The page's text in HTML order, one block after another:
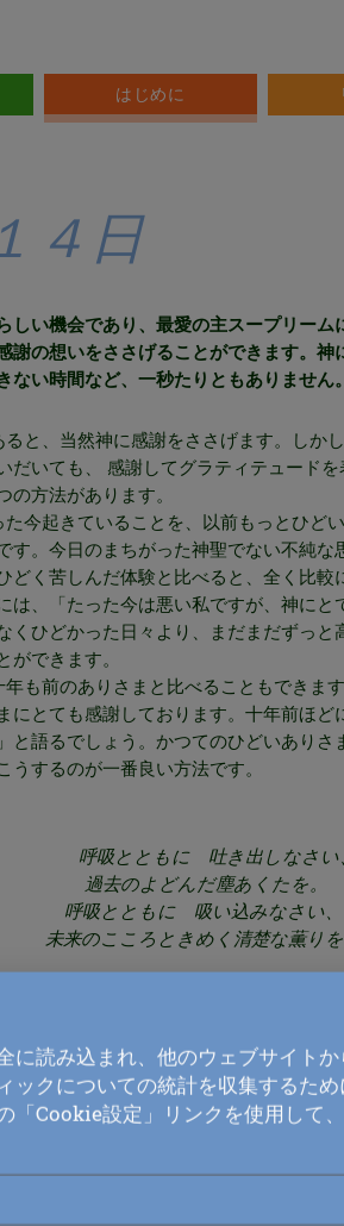
はじめに
４日
しい機会であり、最愛の主スープリーム
謝の想いをささげることができます。神
ない時間など、一秒たりともありません。
ると、当然神に感謝をささげます。しか
だいても、 感謝してグラティテュード
の方法があります。
今起きていることを、以前もっとひど
す。今日のまちがった神聖でない不純な
どく苦しんだ体験と比べると、全く比較
は、「たった今は悪い私ですが、神にと
くひどかった日々より、まだまだずっと
ができます。
も前のありさまと比べることもできま
にとても感謝しております。十年前ほど
と語るでしょう。かつてのひどいありさ
うするのが一番良い方法です。
呼吸とともに 吐き出しなさい
過去のよどんだ塵あくたを。
呼吸とともに 吸い込みなさい、
未来のこころときめく清楚な薫りを
NEXT: ９月１５日
in this section:
に読み込まれ、他のウェブサイト
ックについての統計を収集するた
「Cookie設定」リンクを使用して